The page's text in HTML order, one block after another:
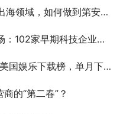
萌：在消费电子出海领域，如何做到第一？一？
投资人…2024 DEMO CHINA全日程发布！
下载榜，单月下载量破15万
的“第二春”？